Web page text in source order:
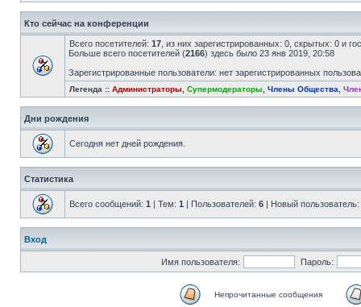
Кто сейчас на конференции
Всего посетителей: 17 , из них зарегистрированных: 0, скрытых: 0 и
Больше всего посетителей (2166) здесь было 23 янв 2019, 20:58
Зарегистрированные пользователи: нет зарегистрированных
Легенда :: Администраторы Супермодераторы Члены Общества
Дни рождения
Сегодня нет дней рождения.
Статистика
Всего сообщений: 1 | Тем: 1 | Пользователей: 6 | Новый пользователь:
Вход
Имя пользователя: Пароль:
Непрочитанные сообщения